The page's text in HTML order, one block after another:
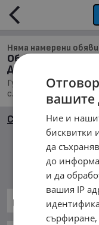
Няма намерени
Обяви за Гуми и
Джипове в с.
Гуми и джанти,
с. Малиново,
Сортиране
Гуми
вашите
Ние и
бисквитки
да
до
и да
вашия IP
сърфиране,